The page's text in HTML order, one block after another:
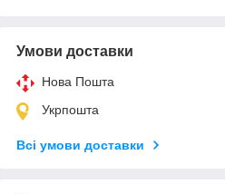
Умови доставки
Нова Пошта
Укрпошта
Всі умови доставки